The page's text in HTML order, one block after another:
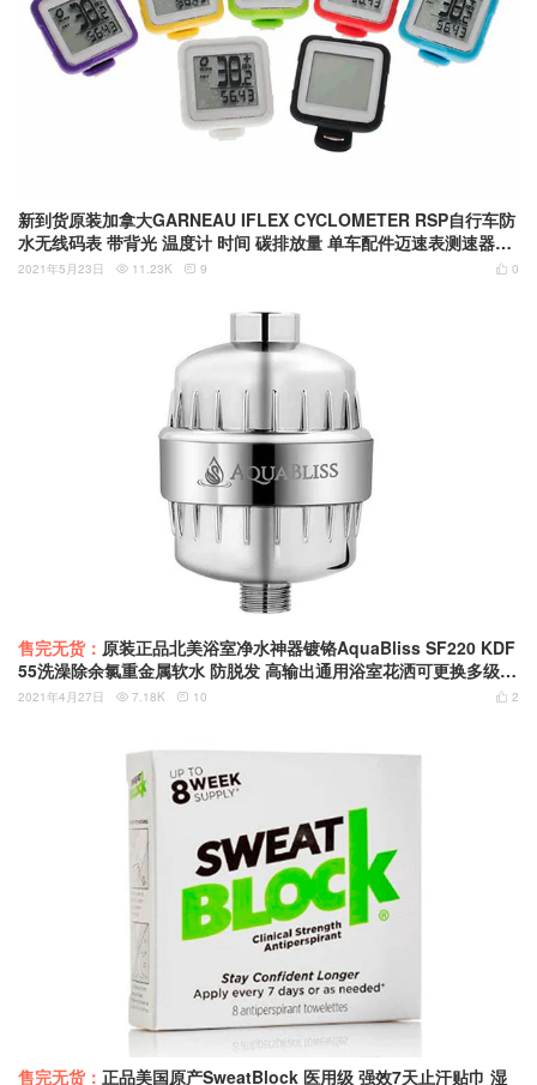
新到货原装加拿大GARNEAU IFLEX CYCLOMETER RSP自行车防
水无线码表 带背光 温度计 时间 碳排放量 单车配件迈速表测速器里
程表
 0
2021年5月23日  11.23K  9
售完无货： 原装正品北美浴室净水神器镀铬AquaBliss SF220 KDF
55洗澡除余氯重金属软水 防脱发 高输出通用浴室花洒可更换多级筒
式滤芯过滤器 下拉有滤芯拆解
 2
2021年4月27日  7.18K  10
售完无货： 正品美国原产SweatBlock 医用级 强效7天止汗贴巾 湿